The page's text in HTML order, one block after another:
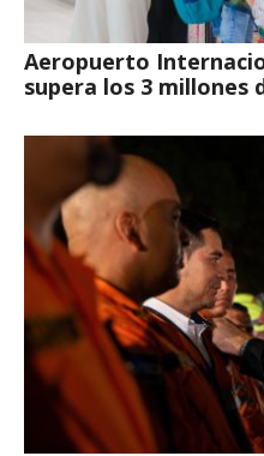
Aeropuerto
supera los 3 millones